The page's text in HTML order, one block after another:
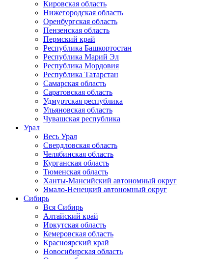
Кировская область
Нижегородская область
Оренбургская область
Пензенская область
Пермский край
Республика Башкортостан
Республика Марий Эл
Республика Мордовия
Республика Татарстан
Самарская область
Саратовская область
Удмуртская республика
Ульяновская область
Чувашская республика
Урал
Весь Урал
Свердловская область
Челябинская область
Курганская область
Тюменская область
Ханты-Мансийский автономный округ
Ямало-Ненецкий автономный округ
Сибирь
Вся Сибирь
Алтайский край
Иркутская область
Кемеровская область
Красноярский край
Новосибирская область